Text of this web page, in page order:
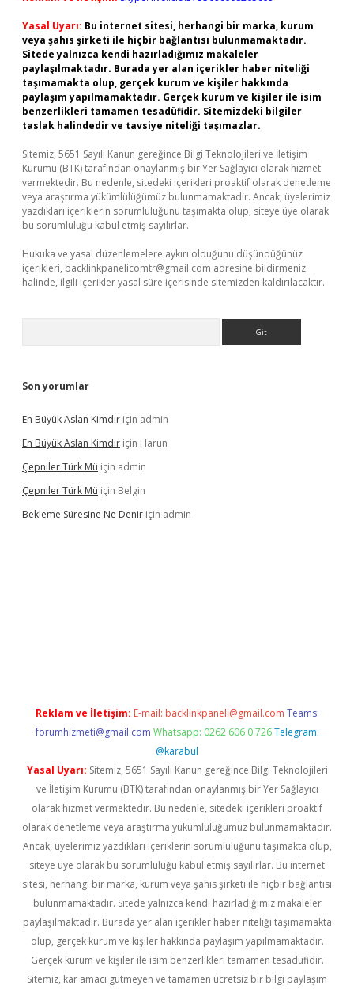
Yasal Uyarı: Bu internet sitesi, herhangi bir marka, kurum
veya şahıs şirketi ile hiçbir bağlantısı bulunmamaktadır.
Sitede yalnızca kendi hazırladığımız makaleler
paylaşılmaktadır. Burada yer alan içerikler haber niteliği
taşımamakta olup, gerçek kurum ve kişiler hakkında
paylaşım yapılmamaktadır. Gerçek kurum ve kişiler ile isim
benzerlikleri tamamen tesadüfidir. Sitemizdeki bilgiler
taslak halindedir ve tavsiye niteliği taşımazlar.
Sitemiz, 5651 Sayılı Kanun gereğince Bilgi Teknolojileri ve İletişim
Kurumu (BTK) tarafından onaylanmış bir Yer Sağlayıcı olarak hizmet
vermektedir. Bu nedenle, sitedeki içerikleri proaktif olarak denetleme
veya araştırma yükümlülüğümüz bulunmamaktadır. Ancak, üyelerimiz
yazdıkları içeriklerin sorumluluğunu taşımakta olup, siteye üye olarak
bu sorumluluğu kabul etmiş sayılırlar.
Hukuka ve yasal düzenlemelere aykırı olduğunu düşündüğünüz
içerikleri, backlinkpanelicomtr@gmail.com adresine bildirmeniz
halinde, ilgili içerikler yasal süre içerisinde sitemizden kaldırılacaktır.
Son yorumlar
En Büyük Aslan Kimdir için admin
En Büyük Aslan Kimdir için Harun
Çepniler Türk Mü için admin
Çepniler Türk Mü için Belgin
Bekleme Süresine Ne Denir için admin
Reklam ve İletişim: E-mail: backlinkpaneli@gmail.com Teams:
forumhizmeti@gmail.com Whatsapp: 0262 606 0 726 Telegram:
@karabul
Yasal Uyarı: Sitemiz, 5651 Sayılı Kanun gereğince Bilgi Teknolojileri
ve İletişim Kurumu (BTK) tarafından onaylanmış bir Yer Sağlayıcı
olarak hizmet vermektedir. Bu nedenle, sitedeki içerikleri proaktif
olarak denetleme veya araştırma yükümlülüğümüz bulunmamaktadır.
Ancak, üyelerimiz yazdıkları içeriklerin sorumluluğunu taşımakta olup,
siteye üye olarak bu sorumluluğu kabul etmiş sayılırlar. Bu internet
sitesi, herhangi bir marka, kurum veya şahıs şirketi ile hiçbir bağlantısı
bulunmamaktadır. Sitede yalnızca kendi hazırladığımız makaleler
paylaşılmaktadır. Burada yer alan içerikler haber niteliği taşımamakta
olup, gerçek kurum ve kişiler hakkında paylaşım yapılmamaktadır.
Gerçek kurum ve kişiler ile isim benzerlikleri tamamen tesadüfidir.
Sitemiz, kar amacı gütmeyen ve tamamen ücretsiz bir bilgi paylaşım